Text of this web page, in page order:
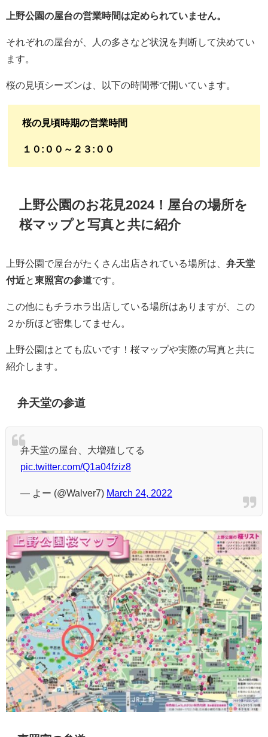
上野公園の屋台の営業時間は定められていません。
それぞれの屋台が、人の多さなど状況を判断して決めてい
ます。
桜の見頃シーズンは、以下の時間帯で開いています。
桜の見頃時期の営業時間
１０:００～２３:００
上野公園のお花見2024！屋台の場所を
桜マップと写真と共に紹介
上野公園で屋台がたくさん出店されている場所は、 弁天堂
付近と東照宮の参道です。
この他にもチラホラ出店している場所はありますが、この
２か所ほど密集してません。
上野公園はとても広いです！桜マップや実際の写真と共に
紹介します。
弁天堂の参道
弁天堂の屋台、大増殖してる
pic.twitter.com/Q1a04fziz8
— よー (@Walver7) March 24, 2022